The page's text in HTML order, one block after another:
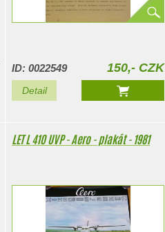
ID: 0022549 150,- CZK
Detail
LET L 410 UVP - Aero - plakát - 1981